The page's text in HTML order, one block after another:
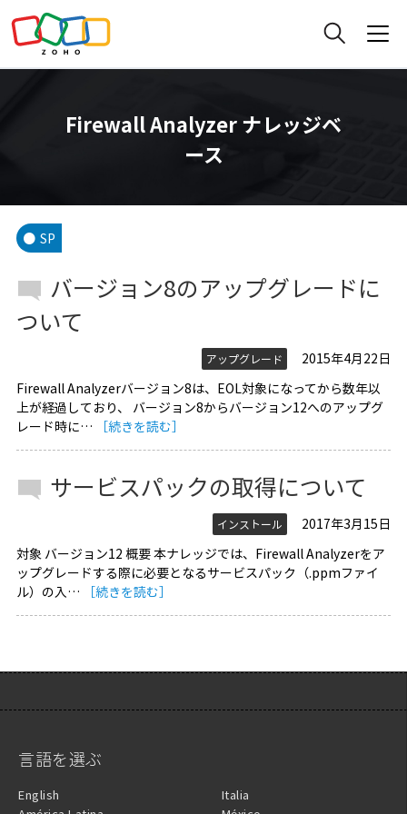
Firewall Analyzer ナレッジベ
ース
SP
バージョン8のアップグレードに
ついて
アップグレード
2015年4月22日
Firewall Analyzerバージョン8は、EOL対象になってから数年以
上が経過しており、 バージョン8からバージョン12へのアップグ
レード時に…
［続きを読む］
サービスパックの取得について
インストール
2017年3月15日
対象 バージョン12 概要 本ナレッジでは、Firewall Analyzerをア
ップグレードする際に必要となるサービスパック（.ppmファイ
ル）の入…
［続きを読む］
言語を選ぶ
English
Italia